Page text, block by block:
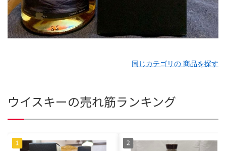
同じカテゴリの 商品を探す
ウイスキーの売れ筋ランキング